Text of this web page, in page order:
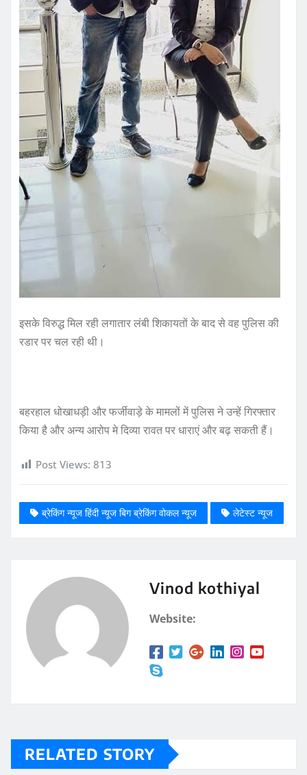
इसके विरुद्ध मिल रही लगातार लंबी शिकायतों के बाद से वह पुलिस की
रडार पर चल रही थी।
बहरहाल धोखाधड़ी और फर्जीवाड़े के मामलों में पुलिस ने उन्हें गिरफ्तार
किया है और अन्य आरोप मे दिव्या रावत पर धाराएं और बढ़ सकती हैं।
Post Views: 813
ब्रेकिंग न्यूज हिंदी न्यूज बिग ब्रेकिंग वोकल न्यूज लेटेस्ट न्यूज
Vinod kothiyal
Website:
RELATED STORY